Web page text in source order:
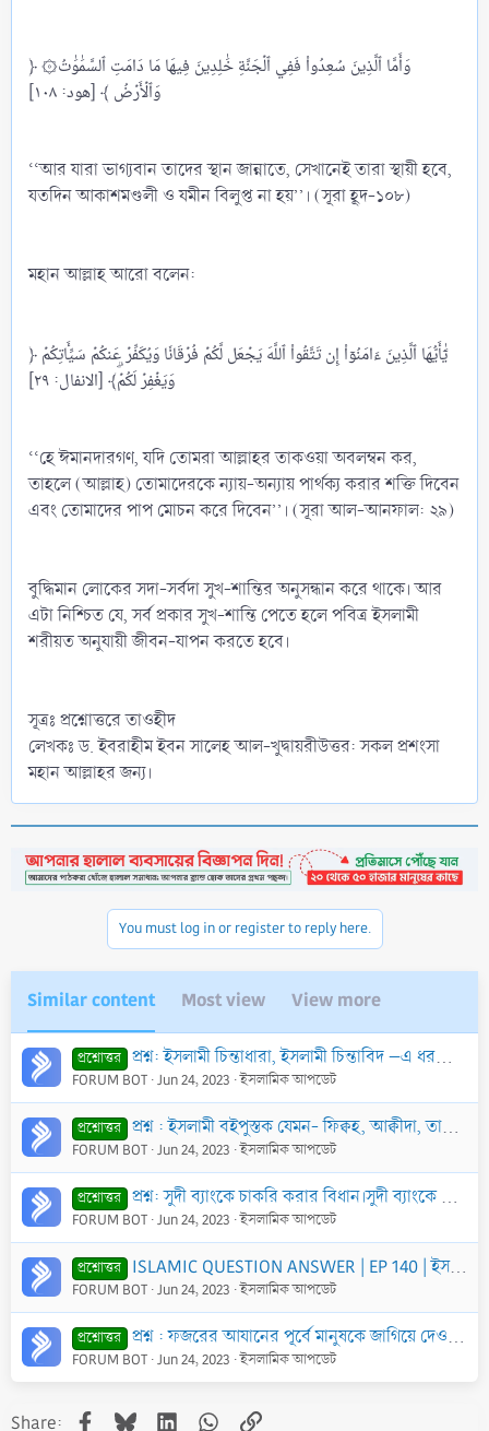
﴿ ۞وَأَمَّا ٱلَّذِينَ سُعِدُواْ فَفِي ٱلۡجَنَّةِ خَٰلِدِينَ فِيهَا مَا دَامَتِ ٱلسَّمَٰوَٰتُ
وَٱلۡأَرۡضُ ﴾ [هود: ١٠٨]
‘‘আর যারা ভাগ্যবান তাদের স্থান জান্নাতে, সেখানেই তারা স্থায়ী হবে,
যতদিন আকাশমণ্ডলী ও যমীন বিলুপ্ত না হয়’’। (সূরা হূদ-১০৮)
মহান আল্লাহ আরো বলেন:
﴿ يَٰٓأَيُّهَا ٱلَّذِينَ ءَامَنُوٓاْ إِن تَتَّقُواْ ٱللَّهَ يَجۡعَل لَّكُمۡ فُرۡقَانٗا وَيُكَفِّرۡ عَنكُمۡ سَيِّ‍َٔاتِكُمۡ
وَيَغۡفِرۡ لَكُمۡۗ﴾ [الانفال: ٢٩]
‘‘হে ঈমানদারগণ, যদি তোমরা আল্লাহর তাকওয়া অবলম্বন কর,
তাহলে (আল্লাহ) তোমাদেরকে ন্যায়-অন্যায় পার্থক্য করার শক্তি দিবেন
এবং তোমাদের পাপ মোচন করে দিবেন’’। (সূরা আল-আনফাল: ২৯)
বুদ্ধিমান লোকের সদা-সর্বদা সুখ-শান্তির অনুসন্ধান করে থাকে। আর
এটা নিশ্চিত যে, সর্ব প্রকার সুখ-শান্তি পেতে হলে পবিত্র ইসলামী
শরীয়ত অনুযায়ী জীবন-যাপন করতে হবে।
সূত্রঃ প্রশ্নোত্তরে তাওহীদ
লেখকঃ ড. ইবরাহীম ইবন সালেহ আল-খুদ্বায়রীউত্তর: সকল প্রশংসা
মহান আল্লাহর জন্য।
You must log in or register to reply here.
Similar content Most view View more
প্রশ্নোত্তর প্রশ্ন: ইসলামী চিন্তাধারা, ইসলামী চিন্তাবিদ –এ ধরণের কথা বলা সম্পর্কে আপনার মতামত কী?
FORUM BOT Jun 24, 2023 ইসলামিক আপডেট
প্রশ্নোত্তর প্রশ্ন : ইসলামী বইপুস্তক যেমন- ফিক্বহ, আক্বীদা, তাফসীর ইত্যাদি বিষয়ক বইপুস্তকের উপর অন্য কোন জিনিসপত্র রাখা কিংবা ইসলামী বইপুস্তক একটার উপর আরেকটি রাখ
FORUM BOT Jun 24, 2023 ইসলামিক আপডেট
প্রশ্নোত্তর প্রশ্ন: সুদী ব্যাংকে চাকরি করার বিধান।সুদী ব্যাংকে চাকুরী করা কিভাবে ইসলামী শরীয়ত এর পরিপন্থী?
FORUM BOT Jun 24, 2023 ইসলামিক আপডেট
প্রশ্নোত্তর ISLAMIC QUESTION ANSWER | EP 140 | ইসলামী প্রশ্ন উত্তর | জীবন জিজ্ঞাসা লাইভ |
FORUM BOT Jun 24, 2023 ইসলামিক আপডেট
প্রশ্নোত্তর প্রশ্ন : ফজরের আযানের পূর্বে মানুষকে জাগিয়ে দেওয়ার জন্য মসজিদের মাইকে কুরআন তেলাওয়াত, দো‘আ বা ইসলামী গান গাওয়া যাবে কি?
FORUM BOT Jun 24, 2023 ইসলামিক আপডেট
Share: Facebook
BlueskyLinkedInWhatsApp
Link